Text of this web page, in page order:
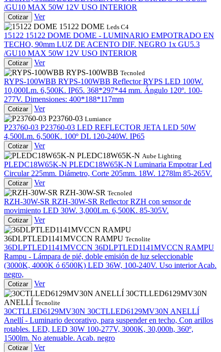
/GU10 MAX 50W 12V USO INTERIOR
Cotizar
Ver
15122 DOME Leds C4
15122 15122 DOME DOME - LUMINARIO EMPOTRADO EN
TECHO, 90mm LUZ DE ACENTO DIF. NEGRO 1x GU5.3
/GU10 MAX 50W 12V USO INTERIOR
Cotizar
Ver
RYPS-100WBB Tecnoled
RYPS-100WBB RYPS-100WBB Reflector RYPS LED 100W.
10,000Lm. 6,500K. IP65. 368*297*44 mm. Ángulo 120º. 100-
277V. Dimensiones: 400*188*117mm
Cotizar
Ver
P23760-03 Lumiance
P23760-03 P23760-03 LED REFLECTOR JETA LED 50W
4,500Lm. 6,500K. 100º DL 120-240W. IP65
Cotizar
Ver
PLEDC18W65K-N Aube Lighting
PLEDC18W65K-N PLEDC18W65K-N Luminaria Empotrar Led
Circular 225mm. Diámetro, Corte 205mm. 18W. 1278lm 85-265V.
Cotizar
Ver
RZH-30W-SR Tecnoled
RZH-30W-SR RZH-30W-SR Reflector RZH con sensor de
movimiento LED 30W. 3,000Lm. 6,500K. 85-305V.
Cotizar Ver
36DLPTLED1141MVCCN RAMPU Tecnolite
36DLPTLED1141MVCCN 36DLPTLED1141MVCCN RAMPU
Rampu - Lámpara de pié, doble emisión de luz seleccionable
(3000K, 4000K ó 6500K) LED 36W, 100-240V. Uso interior Acab.
negro,
Cotizar
Ver
30CTLLED6129MV30N
ANELLÍ Tecnolite
30CTLLED6129MV30N 30CTLLED6129MV30N ANELLÍ
Anellí - Luminario decorativo, para suspender en techo, Con arillos
rotables. LED, LED 30W 100-277V, 3000K, 30,000h, 360º,
1500lm. No atenuable. Acab. negro
Cotizar
Ver